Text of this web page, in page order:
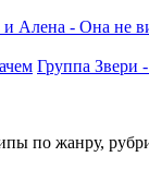
и Алена - Она не
Группа Звери
по жанру,